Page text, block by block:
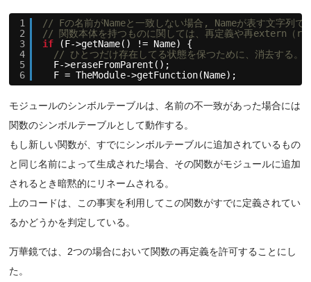
1
2
3
4
5
6
// Fの名前がNameと一致しない場合, Nameが表す文字列で
// 関数本体を持つものに関しては、再定義や再extern（
if
(F->getName() != Name) {
// ひとつだけ存在してる状態を保つために、消去する。
F->eraseFromParent();
F = TheModule->getFunction(Name);
モジュールのシンボルテーブルは、名前の不一致があった場合には
関数のシンボルテーブルとして動作する。
もし新しい関数が、すでにシンボルテーブルに追加されているもの
と同じ名前によって生成された場合、その関数がモジュールに追加
されるとき暗黙的にリネームされる。
上のコードは、この事実を利用してこの関数がすでに定義されてい
るかどうかを判定している。
万華鏡では、2つの場合において関数の再定義を許可することにし
た。